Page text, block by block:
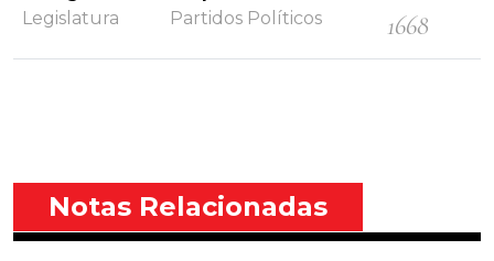
Legislatura
Partidos Políticos
1668
Notas Relacionadas